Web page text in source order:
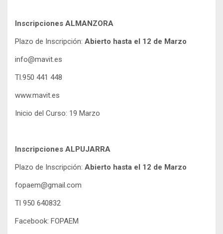
Inscripciones ALMANZORA
Plazo de Inscripción: Abierto hasta el 12 de Marzo
info@mavit.es
Tl.950 441 448
www.mavit.es
Inicio del Curso: 19 Marzo
Inscripciones ALPUJARRA
Plazo de Inscripción: Abierto hasta el 12 de Marzo
fopaem@gmail.com
Tl 950 640832
Facebook: FOPAEM